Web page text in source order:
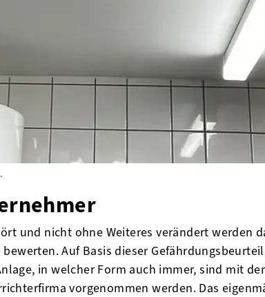
und nicht ohne Weiteres verändert werden
Auf Basis dieser
in welcher Form auch immer, sind mit
vorgenommen werden. Das